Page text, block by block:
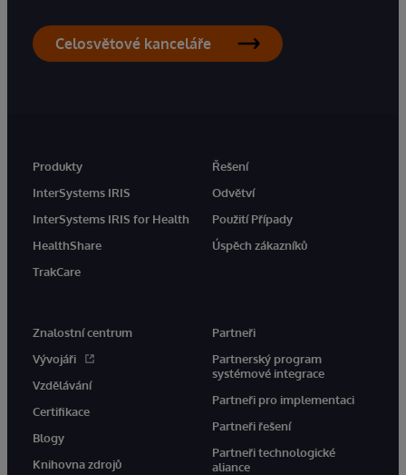
Celosvětové kanceláře
Produkty
InterSystems IRIS
InterSystems IRIS for Health
HealthShare
TrakCare
Řešení
Odvětví
Použití Případy
Úspěch zákazníků
Znalostní centrum
Vývojáři
Vzdělávání
Certifikace
Blogy
Knihovna zdrojů
Partneři
Partnerský program
systémové integrace
Partneři pro implementaci
Partneři řešení
Partneři technologické
aliance